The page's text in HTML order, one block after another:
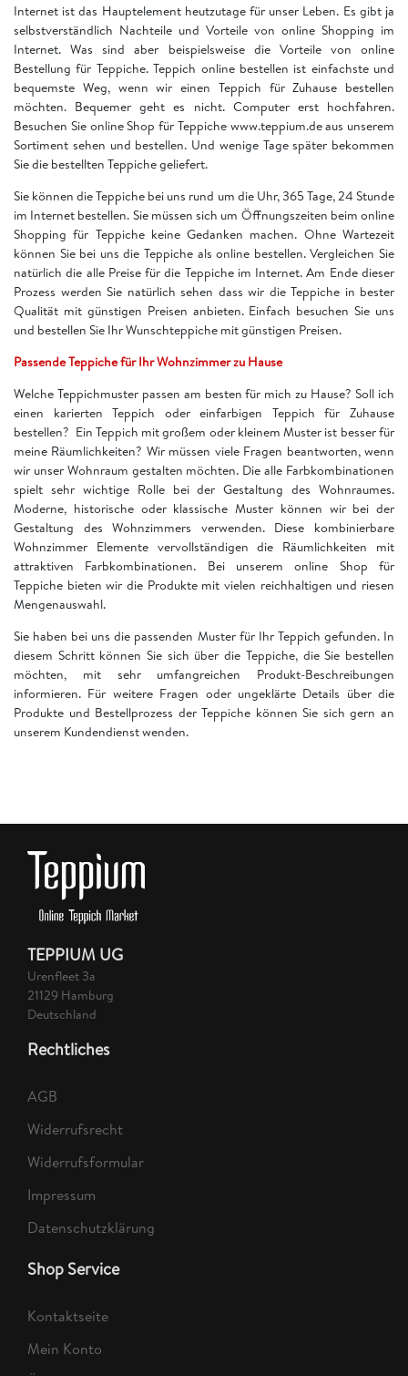
Internet ist das Hauptelement heutzutage für unser Leben. Es gibt ja
selbstverständlich Nachteile und Vorteile von online Shopping im
Internet. Was sind aber beispielsweise die Vorteile von online
Bestellung für Teppiche. Teppich online bestellen ist einfachste und
bequemste Weg, wenn wir einen Teppich für Zuhause bestellen
möchten. Bequemer geht es nicht. Computer erst hochfahren.
Besuchen Sie online Shop für Teppiche www.teppium.de aus unserem
Sortiment sehen und bestellen. Und wenige Tage später bekommen
Sie die bestellten Teppiche geliefert.
Sie können die Teppiche bei uns rund um die Uhr, 365 Tage, 24 Stunde
im Internet bestellen. Sie müssen sich um Öffnungszeiten beim online
Shopping für Teppiche keine Gedanken machen. Ohne Wartezeit
können Sie bei uns die Teppiche als online bestellen. Vergleichen Sie
natürlich die alle Preise für die Teppiche im Internet. Am Ende dieser
Prozess werden Sie natürlich sehen dass wir die Teppiche in bester
Qualität mit günstigen Preisen anbieten. Einfach besuchen Sie uns
und bestellen Sie Ihr Wunschteppiche mit günstigen Preisen.
Passende Teppiche für Ihr Wohnzimmer zu Hause
Welche Teppichmuster passen am besten für mich zu Hause? Soll ich
einen karierten Teppich oder einfarbigen Teppich für Zuhause
bestellen? Ein Teppich mit großem oder kleinem Muster ist besser für
meine Räumlichkeiten? Wir müssen viele Fragen beantworten, wenn
wir unser Wohnraum gestalten möchten. Die alle Farbkombinationen
spielt sehr wichtige Rolle bei der Gestaltung des Wohnraumes.
Moderne, historische oder klassische Muster können wir bei der
Gestaltung des Wohnzimmers verwenden. Diese kombinierbare
Wohnzimmer Elemente vervollständigen die Räumlichkeiten mit
attraktiven Farbkombinationen. Bei unserem online Shop für
Teppiche bieten wir die Produkte mit vielen reichhaltigen und riesen
Mengenauswahl.
Sie haben bei uns die passenden Muster für Ihr Teppich gefunden. In
diesem Schritt können Sie sich über die Teppiche, die Sie bestellen
möchten, mit sehr umfangreichen Produkt-Beschreibungen
informieren. Für weitere Fragen oder ungeklärte Details über die
Produkte und Bestellprozess der Teppiche können Sie sich gern an
unserem Kundendienst wenden.
TEPPIUM UG
Urenfleet 3a
21129 Hamburg
Deutschland
Rechtliches
AGB
Widerrufsrecht
Widerrufsformular
Impressum
Datenschutzklärung
Shop Service
Kontaktseite
Mein Konto